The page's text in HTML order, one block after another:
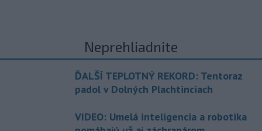
Neprehliadnite
ĎALŠÍ TEPLOTNÝ REKORD: Tentoraz
padol v Dolných Plachtinciach
VIDEO: Umelá inteligencia a robotika